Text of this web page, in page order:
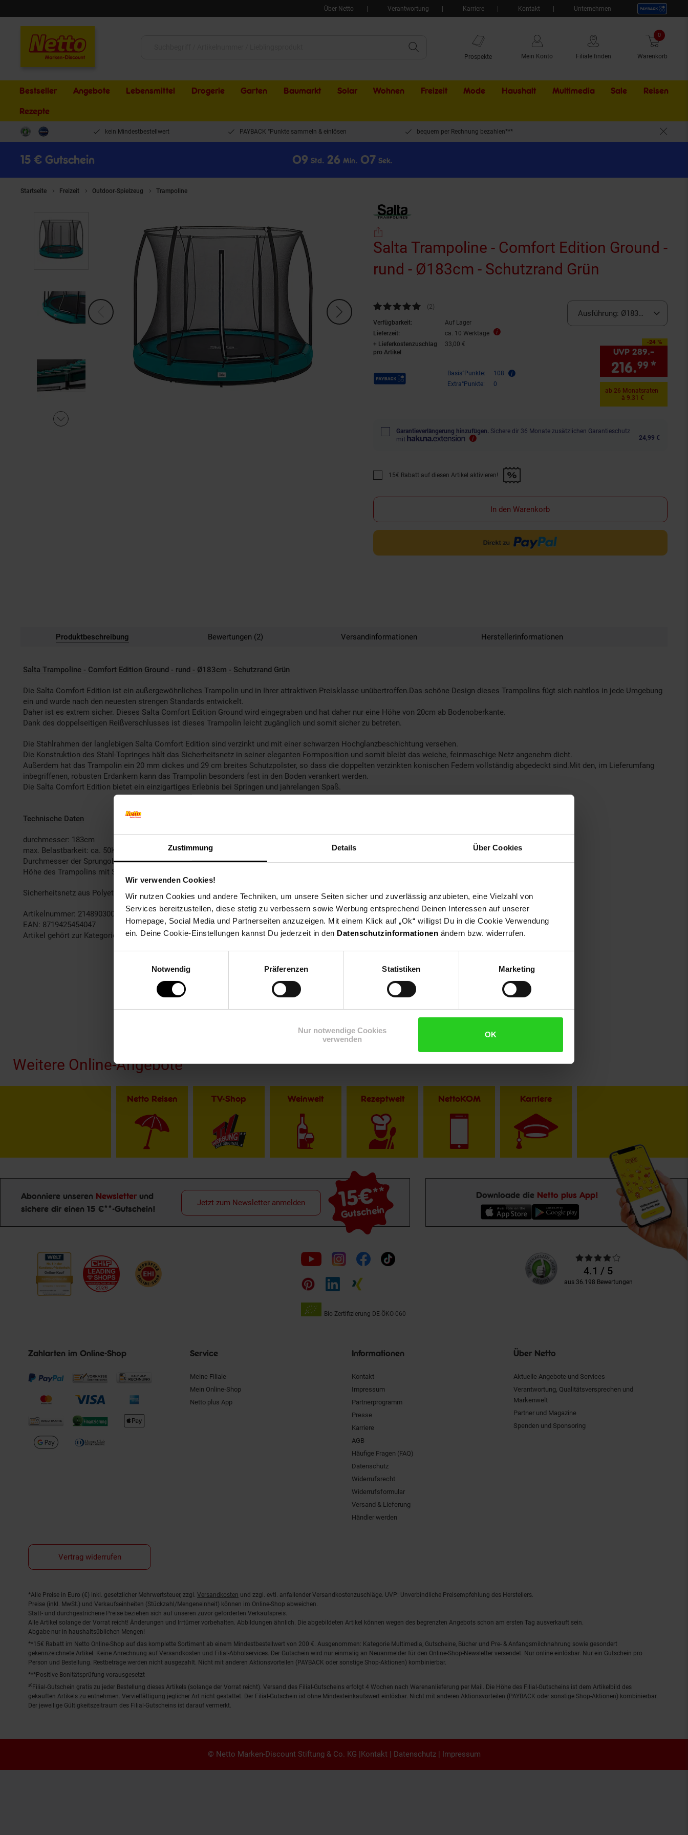
Zustimmung Details Über Cookies
Wir verwenden Cookies!
Wir nutzen Cookies und andere Techniken, um unsere Seiten sicher und zuverlässig anzubieten, eine Vielzahl von
Services bereitzustellen, diese stetig zu verbessern sowie Werbung entsprechend Deinen Interessen auf unserer
Homepage, Social Media und Partnerseiten anzuzeigen. Mit einem Klick auf „Ok“ willigst Du in die Cookie Verwendung
ein. Deine Cookie-Einstellungen kannst Du jederzeit in den Datenschutzinformationen ändern bzw. widerrufen.
Notwendig
Präferenzen Statistiken Marketing
Nur notwendige Cookies
verwenden
OK
Über Netto Verantwortung Karriere Kontakt Unternehmen
Prospekte Mein Konto Filiale finden Warenkorb
0 Artikel
Bestseller Angebote Lebensmittel Drogerie Garten Baumarkt Solar Wohnen Freizeit Mode Haushalt Multimedia Sale Externer
Reisen
Rezepte
kein Mindestbestellwert PAYBACK °Punkte sammeln & einlösen bequem per Rechnung bezahlen***
15 € Gutschein 09 Std. 26 Min. 07 Sek.
Startseite Freizeit Outdoor-Spielzeug Trampoline
Salta Trampoline - Comfort Edition Ground -
rund - Ø183cm - Schutzrand Grün
Kundenbewertung: 5 von 5 Sternen
(2Kundenbewertungen
)
Verfügbarkeit:
Auf Lager
Lieferzeit:
ca. 10 Werktage
+ Lieferkostenzuschlag
pro Artikel
33,00 €
Payback Punkte Basis°Punkte:
108
Extra°Punkte:
0
Ausführung: Ø183cm Grün
-24 %
Sie Sparen 24 Prozent,
UVP 289.–
216.99 *
ab 26 Monatsraten
à 9.31 €
Garantieverlängerung hinzufügen. Sichere dir 36 Monate zusätzlichen Garantieschutz
mit
24,99 €
Promotion "15€ Rabatt auf diesen Artikel aktivieren!" anwenden
15€ Rabatt auf diesen Artikel aktivieren!
In den Warenkorb
Produktbeschreibung Bewertungen (2) Versandinformationen Herstellerinformationen
Salta Trampoline - Comfort Edition Ground - rund - Ø183cm - Schutzrand Grün
Die Salta Comfort Edition ist ein außergewöhnliches Trampolin und in Ihrer attraktiven Preisklasse unübertroffen.Das schöne Design dieses Trampolins fügt sich nahtlos in jede Umgebung
ein und wurde nach den neuesten strengen Standards entwickelt.
Daher ist es extrem sicher. Dieses Salta Comfort Edition Ground wird eingegraben und hat daher nur eine Höhe von 20cm ab Bodenoberkante.
Dank des doppelseitigen Reißverschlusses ist dieses Trampolin leicht zugänglich und somit sicher zu betreten.
Die Stahlrahmen der langlebigen Salta Comfort Edition sind verzinkt und mit einer schwarzen Hochglanzbeschichtung versehen.
Die Konstruktion des Stahl-Topringes hält das Sicherheitsnetz in seiner eleganten Formposition und somit bleibt das weiche, feinmaschige Netz angenehm dicht.
Außerdem hat das Trampolin ein 20 mm dickes und 29 cm breites Schutzpolster, so dass die doppelten verzinkten konischen Federn vollständig abgedeckt sind.Mit den, im Lieferumfang
inbegriffenen, robusten Erdankern kann das Trampolin besonders fest in den Boden verankert werden.
Die Salta Comfort Edition bietet ein einzigartiges Erlebnis bei Springen und jahrelangen Spaß.
Technische Daten
durchmesser: 183cm
max. Belastbarkeit: ca. 50Kg
Durchmesser der Sprungoberfläche: 125cm
Höhe des Trampolins mit Sicherheitsnetz: 200cm
Sicherheitsnetz aus Polyethyleen mit Reißverschluss.
Artikelnummer: 2148903001
EAN: 8719425454047
Artikel gehört zur Kategorie:
Trampoline
Weitere Online-Angebote
Netto Reisen TV-Shop Weinwelt Rezeptwelt NettoKOM Karriere
Newsletter Anmeldung
Abonniere unseren Newsletter und
sichere dir einen 15 €**-Gutschein!
15€**
Gutschein
Jetzt zum Newsletter anmelden
Downloade die Netto plus App!
Folge
uns
auf
Bio Zertifizierung DE-ÖKO-060
Unsere
Kundenbewertungen
Durchschnittliche
Bewertungen4.1 / 5
aus 36.198 Bewertungen
Zahlarten im Online-Shop Service
Meine Filiale
Mein Online-Shop
Netto plus App
Informationen
Kontakt
Impressum
Partnerprogramm
Presse
Karriere
AGB
Häufige Fragen (FAQ)
Datenschutz
Widerrufsrecht
Widerrufsformular
Versand & Lieferung
Händler werden
Über Netto
Aktuelle Angebote und Services
Verantwortung, Qualitätsversprechen und
Markenwelt
Partner und Magazine
Spenden und Sponsoring
Vertrag widerrufen
Fußnoten
*Alle Preise in Euro (€) inkl. gesetzlicher Mehrwertsteuer, zzgl. Versandkosten und zzgl. evtl. anfallender Versandkostenzuschläge. UVP: Unverbindliche Preisempfehlung des Herstellers.
Preise (inkl. MwSt.) und Verkaufseinheiten (Stückzahl/Mengeneinheit) können im Online-Shop abweichen.
Statt- und durchgestrichene Preise beziehen sich auf unseren zuvor geforderten Verkaufspreis.
Alle Artikel solange der Vorrat reicht! Änderungen und Irrtümer vorbehalten. Abbildungen ähnlich. Die abgebildeten Artikel können wegen des begrenzten Angebots schon am ersten Tag ausverkauft sein.
Abgabe nur in haushaltsüblichen Mengen!
**15€ Rabatt im Netto Online-Shop auf das komplette Sortiment ab einem Mindestbestellwert von 200 €. Ausgenommen: Kategorie Multimedia, Gutscheine, Bücher und Pre- & Anfangsmilchnahrung sowie gesondert
gekennzeichnete Artikel. Keine Anrechnung auf Versandkosten und Filial-Abholservices. Der Gutschein wird nur einmalig an Neuanmelder für den Online-Shop-Newsletter versendet. Nur online einlösbar. Nur ein Gutschein pro
Person und Bestellung. Restbeträge werden nicht ausgezahlt. Nicht mit anderen Aktionsvorteilen (PAYBACK oder sonstige Shop-Aktionen) kombinierbar.
***Positive Bonitätsprüfung vorausgesetzt
²⁰Filial-Gutschein gratis zu jeder Bestellung dieses Artikels (solange der Vorrat reicht). Versand des Filial-Gutscheins erfolgt 4 Wochen nach Warenanlieferung per Mail. Die Höhe des Filial-Gutscheins ist dem Artikelbild des
gekauften Artikels zu entnehmen. Vervielfältigung jeglicher Art nicht gestattet. Der Filial-Gutschein ist ohne Mindesteinkaufswert einlösbar. Nicht mit anderen Aktionsvorteilen (PAYBACK oder sonstige Shop-Aktionen) kombinierbar.
Der jeweilige Gültigkeitszeitraum des Filial-Gutscheins ist darauf vermerkt.
© Netto Marken-Discount Stiftung & Co. KG |Kontakt | Datenschutz| Impressum